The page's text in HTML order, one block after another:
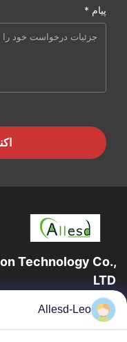
پیام *
Technology Co.,
LTD
16 سال تجربه، به عنوان
Allesd-Leo